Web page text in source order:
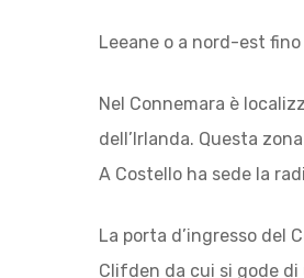
Leeane o a nord-est
Nel Connemara è
dell’Irlanda. Questa
A Costello ha sede la
La porta d’ingresso del
Clifden da cui si gode